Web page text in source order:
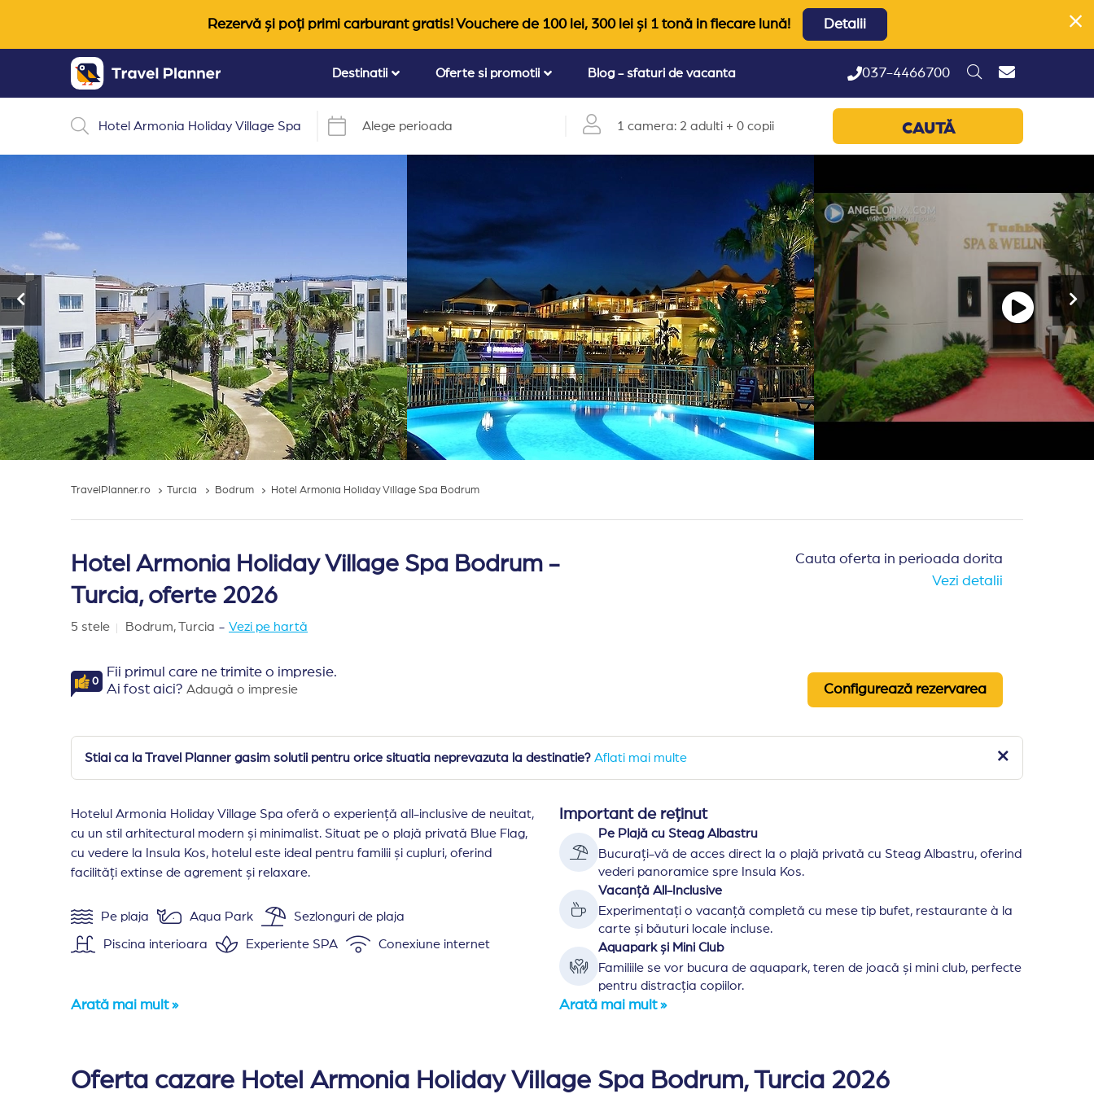
Rezervă și poți primi carburant gratis! Vouchere de 100 lei, 300 lei și 1 tonă in fiecare lună! Detalii
Destinatii Oferte si promotii Blog - sfaturi de vacanta 037-4466700
Alege perioada 1 camera: 2 adulti + 0 copii CAUTĂ
TravelPlanner.ro Turcia Bodrum Hotel Armonia Holiday Village Spa Bodrum
Hotel Armonia Holiday Village Spa Bodrum -
Turcia, oferte 2026
5 stele Bodrum,Turcia - Vezi pe hartă
Cauta oferta in perioada dorita
Vezi detalii
0
Fii primul care ne trimite o impresie.
Ai fost aici? Adaugă o impresie Configurează rezervarea
Stiai ca la Travel Planner gasim solutii pentru orice situatia neprevazuta la destinatie? Aflati mai multe
Hotelul Armonia Holiday Village Spa oferă o experiență all-inclusive de neuitat,
cu un stil arhitectural modern și minimalist. Situat pe o plajă privată Blue Flag,
cu vedere la Insula Kos, hotelul este ideal pentru familii și cupluri, oferind
facilități extinse de agrement și relaxare.
Pe plaja Aqua Park Sezlonguri de plaja
Piscina interioara Experiente SPA Conexiune internet
Arată mai mult »
Important de reținut
Pe Plajă cu Steag Albastru
Bucurați-vă de acces direct la o plajă privată cu Steag Albastru, oferind
vederi panoramice spre Insula Kos.
Vacanță All-Inclusive
Experimentați o vacanță completă cu mese tip bufet, restaurante à la
carte și băuturi locale incluse.
Aquapark și Mini Club
Familiile se vor bucura de aquapark, teren de joacă și mini club, perfecte
pentru distracția copiilor.
Arată mai mult »
Oferta cazare Hotel Armonia Holiday Village Spa Bodrum, Turcia 2026